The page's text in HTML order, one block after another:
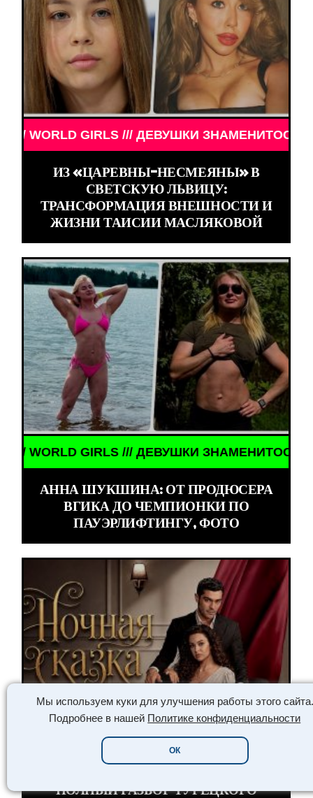
Мы используем куки для улучшения работы этого сайта.
Подробнее в нашей Политике конфиденциальности
ОК
ЗНАМЕНИТОСТИ /// WORLD GIRLS ///
ИЗ «ЦАРЕВНЫ-НЕСМЕЯНЫ» В
СВЕТСКУЮ ЛЬВИЦУ:
ТРАНСФОРМАЦИЯ ВНЕШНОСТИ И
ЖИЗНИ ТАИСИИ МАСЛЯКОВОЙ
ЗНАМЕНИТОСТИ /// WORLD GIRLS ///
АННА ШУКШИНА: ОТ ПРОДЮСЕРА
ВГИКА ДО ЧЕМПИОНКИ ПО
ПАУЭРЛИФТИНГУ, ФОТО
ПОЛНЫЙ РАЗБОР ТУРЕЦКОГО